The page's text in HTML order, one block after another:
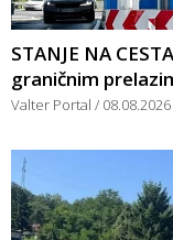
STANJE NA
graničnim
Valter Portal 08.08.2026